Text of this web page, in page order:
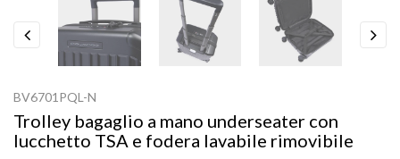
Previous
BV6701PQL-N
Trolley bagaglio a mano underseater con
lucchetto TSA e fodera lavabile rimovibile